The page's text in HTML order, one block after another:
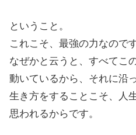
ということ。
これこそ、最強の力なのです
なぜかと云うと、すべてこ
動いているから、それに沿
生き方をすることこそ、人
思われるからです。